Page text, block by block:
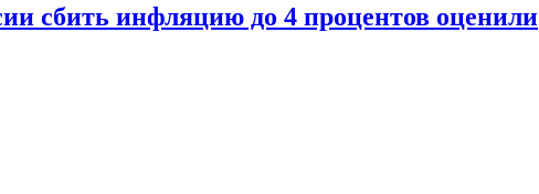
сбить инфляцию до 4 процентов оценили